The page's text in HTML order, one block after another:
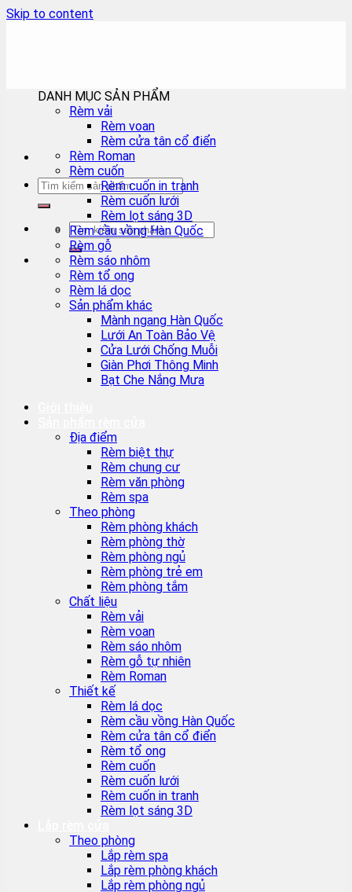
Skip to content
DANH MỤC SẢN PHẨM
Rèm vải
Rèm voan
Rèm cửa tân cổ điển
Rèm Roman
Rèm cuốn
Rèm cuốn in tranh
Rèm cuốn lưới
Rèm lọt sáng 3D
Rèm cầu vồng Hàn Quốc
Rèm gỗ
Rèm sáo nhôm
Rèm tổ ong
Rèm lá dọc
Sản phẩm khác
Mành ngang Hàn Quốc
Lưới An Toàn Bảo Vệ
Cửa Lưới Chống Muỗi
Giàn Phơi Thông Minh
Bạt Che Nắng Mưa
Địa điểm
Rèm biệt thự
Rèm chung cư
Rèm văn phòng
Rèm spa
Theo phòng
Rèm phòng khách
Rèm phòng thờ
Rèm phòng ngủ
Rèm phòng trẻ em
Rèm phòng tắm
Chất liệu
Rèm vải
Rèm voan
Rèm sáo nhôm
Rèm gỗ tự nhiên
Rèm Roman
Thiết kế
Rèm lá dọc
Rèm cầu vồng Hàn Quốc
Rèm cửa tân cổ điển
Rèm tổ ong
Rèm cuốn
Rèm cuốn lưới
Rèm cuốn in tranh
Rèm lọt sáng 3D
Theo phòng
Lắp rèm spa
Lắp rèm phòng khách
Lắp rèm phòng ngủ